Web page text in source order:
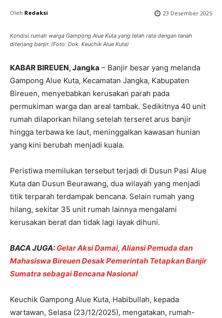
Oleh Redaksi 23 Desember 2025
Kondisi rumah warga Gampong Alue Kuta yang telah rata dengan tanah
diterjang banjir. (Foto: Dok. Keuchik Alue Kuta)
KABAR BIREUEN, Jangka – Banjir besar yang melanda
Gampong Alue Kuta, Kecamatan Jangka, Kabupaten
Bireuen, menyebabkan kerusakan parah pada
permukiman warga dan areal tambak. Sedikitnya 40 unit
rumah dilaporkan hilang setelah terseret arus banjir
hingga terbawa ke laut, meninggalkan kawasan hunian
yang kini berubah menjadi kuala.
Peristiwa memilukan tersebut terjadi di Dusun Pasi Alue
Kuta dan Dusun Beurawang, dua wilayah yang menjadi
titik terparah terdampak bencana. Selain rumah yang
hilang, sekitar 35 unit rumah lainnya mengalami
kerusakan berat dan tidak lagi layak dihuni.
BACA JUGA: Gelar Aksi Damai, Aliansi Pemuda dan
Mahasiswa Bireuen Desak Pemerintah Tetapkan Banjir
Sumatra sebagai Bencana Nasional
Keuchik Gampong Alue Kuta, Habibullah, kepada
wartawan, Selasa (23/12/2025), mengatakan, rumah-